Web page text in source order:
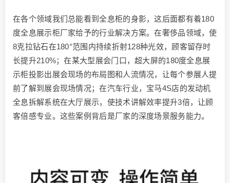
在各个领域我们总能看到全息柜的身影，这后面都有着180
度全息展示柜厂家给予的行业解决方案。在奢侈品领域，使
8克拉钻石在180°范围内持续折射128种光效，顾客留存时
长提升210%；在某大型展会门口，超大屏的180度全息展
示柜投影出展会现场的布局图和人流情况，让每个参展人提
前了解到展会现场情况；在汽车行业，宝马4S店的发动机
全息拆解系统在大厅展示，使技术讲解效率提升3倍，让顾
客倍感专业。这些案例背后是厂家的深度场景服务能力。